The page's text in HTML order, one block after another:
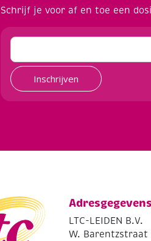
Schrijf je voor af en toe een
Inschrijven
Adresgegevens
LTC-LEIDEN B.V.
W. Barentzstraat